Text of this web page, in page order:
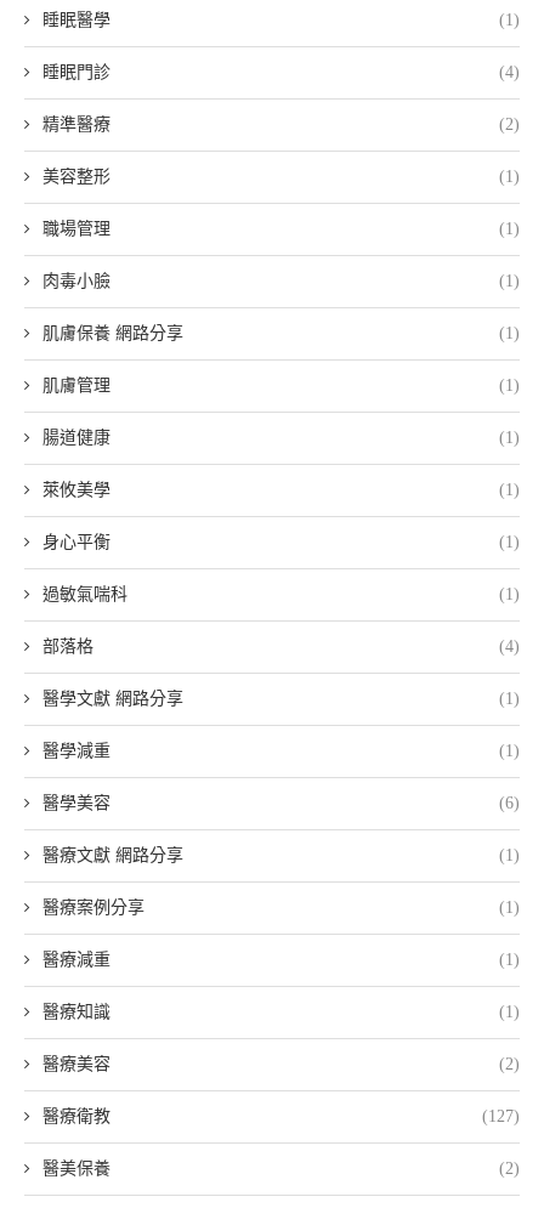
睡眠醫學 (1)
睡眠門診 (4)
精準醫療 (2)
美容整形 (1)
職場管理 (1)
肉毒小臉 (1)
肌膚保養 網路分享 (1)
肌膚管理 (1)
腸道健康 (1)
萊攸美學 (1)
身心平衡 (1)
過敏氣喘科 (1)
部落格 (4)
醫學文獻 網路分享 (1)
醫學減重 (1)
醫學美容 (6)
醫療文獻 網路分享 (1)
醫療案例分享 (1)
醫療減重 (1)
醫療知識 (1)
醫療美容 (2)
醫療衛教 (127)
醫美保養 (2)